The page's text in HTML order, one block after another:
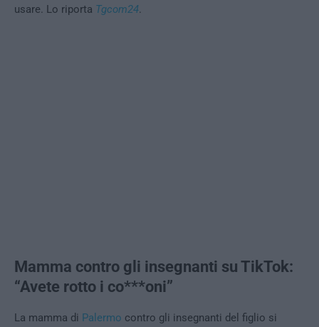
usare. Lo riporta Tgcom24
Mamma contro gli insegnanti su TikTok:
“Avete rotto i co***oni”
La mamma di Palermo contro gli insegnanti del figlio si